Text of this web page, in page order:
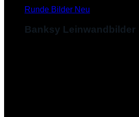
Runde Bilder
Banksy Leinwandbilder